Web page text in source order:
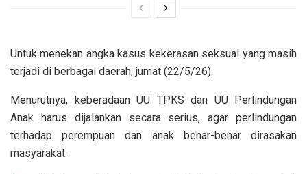
Untuk menekan angka kasus kekerasan seksual yang masih
terjadi di berbagai daerah, jumat (22/5/26).
Menurutnya, keberadaan UU TPKS dan UU Perlindungan
Anak harus dijalankan secara serius, agar perlindungan
terhadap perempuan dan anak benar-benar dirasakan
masyarakat.